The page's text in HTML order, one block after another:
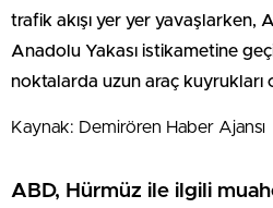
trafik akışı yer yer yavaşlarken,
Anadolu Yakası istikametine
noktalarda uzun araç kuyrukları
Kaynak: Demirören Haber Ajansı
ABD, Hürmüz ile ilgili